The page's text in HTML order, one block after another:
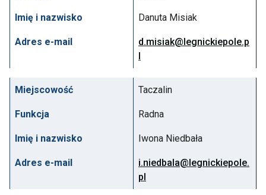
Imię i nazwisko Danuta Misiak
Adres e-mail
d.misiak@legnickiepole.p
Miejscowość Taczalin
Funkcja Radna
Imię i nazwisko Iwona Niedbała
Adres e-mail
i.niedbala@legnickiepole.
pl